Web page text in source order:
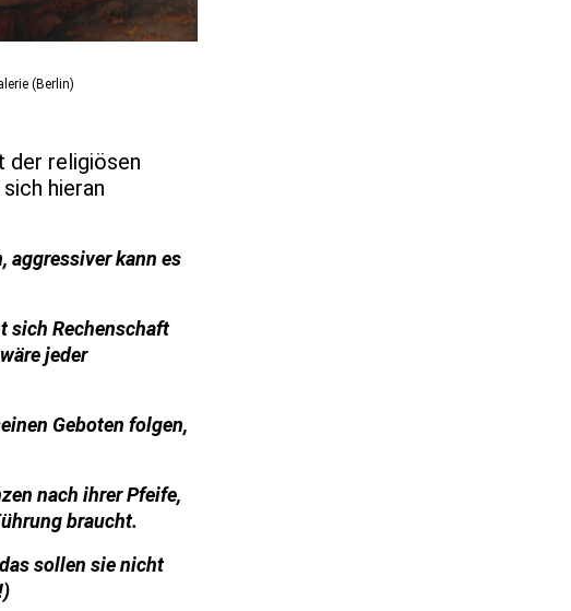
der religiösen
hieran
aggressiver kann es
sich Rechenschaft
jeder
Geboten folgen,
nach ihrer Pfeife,
braucht.
sollen sie nicht